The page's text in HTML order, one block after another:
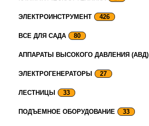
ЭЛЕКТРОИНСТРУМЕНТ 426
ВСЕ ДЛЯ САДА 80
АППАРАТЫ ВЫСОКОГО ДАВЛЕНИЯ (АВД)
ЭЛЕКТРОГЕНЕРАТОРЫ 27
ЛЕСТНИЦЫ 33
ПОДЪЕМНОЕ ОБОРУДОВАНИЕ 33